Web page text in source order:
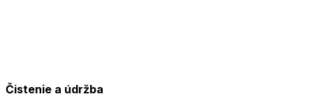
Čistenie a údržba